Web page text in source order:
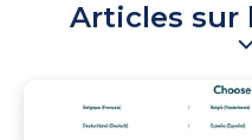
Articles sur